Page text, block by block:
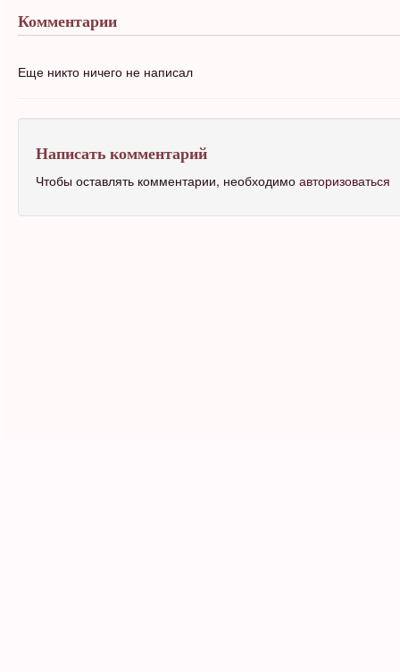
Комментарии
Еще никто ничего не написал
Написать комментарий
Чтобы оставлять комментарии, необходимо авторизоваться